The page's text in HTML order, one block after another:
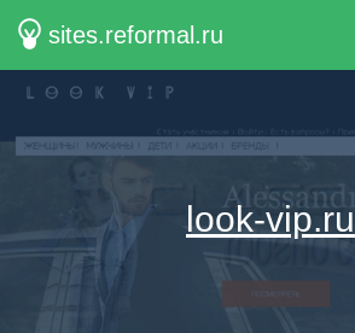
sites.reformal.ru
look-vip.ru